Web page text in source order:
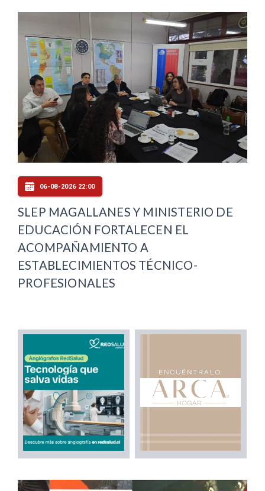
06-08-2026 22:00
SLEP MAGALLANES Y MINISTERIO DE
EDUCACIÓN FORTALECEN EL
ACOMPAÑAMIENTO A
ESTABLECIMIENTOS TÉCNICO-
PROFESIONALES